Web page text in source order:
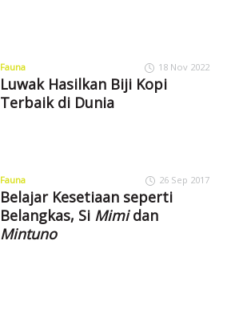
Fauna 18 Nov 2022
Luwak Hasilkan Biji Kopi
Terbaik di Dunia
Fauna 26 Sep 2017
Belajar Kesetiaan seperti
Belangkas, Si Mimidan
Mintuno